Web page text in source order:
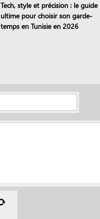
Tech, style et précision : le guide
ultime pour choisir son garde-
temps en Tunisie en 2026